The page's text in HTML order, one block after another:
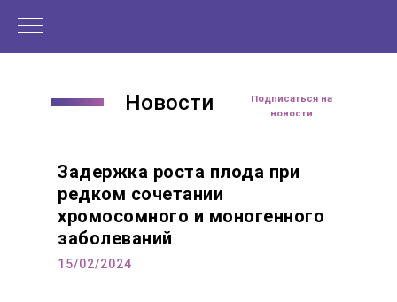
Новости
Подписаться на
новости
Задержка роста плода при
редком сочетании
хромосомного и моногенного
заболеваний
15/02/2024
Читать статью